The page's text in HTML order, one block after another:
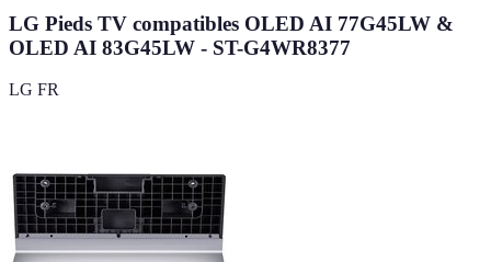
LG Pieds TV compatibles OLED AI 77G45LW &
OLED AI 83G45LW - ST-G4WR8377
LG FR